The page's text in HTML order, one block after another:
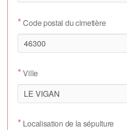
*Code postal du cimetière
*Ville
* Localisation de la sépulture